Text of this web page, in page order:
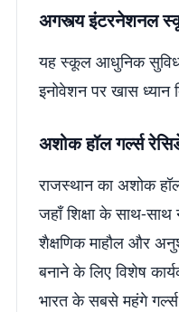
अगस्त्य इंटरनेशनल
यह स्कूल आधुनिक
इनोवेशन पर खास
अशोक हॉल गर्ल्स
राजस्थान का अशोक
जहाँ शिक्षा के साथ-
शैक्षणिक माहौल और
बनाने के लिए विशेष
भारत के सबसे महंगे गर्ल्स